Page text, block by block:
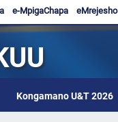
eMrejesho
e-MpigaChapa
Kongamano U&T 2026